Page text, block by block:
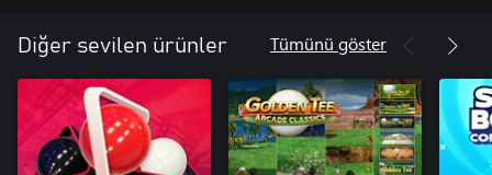
Diğer sevilen ürünler Tümünü göster